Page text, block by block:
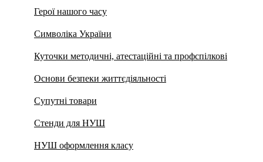
Герої нашого часу
Символіка України
Куточки методичні, атестаційні та профспілкові
Основи безпеки життєдіяльності
Супутні товари
Стенди для НУШ
НУШ оформлення класу